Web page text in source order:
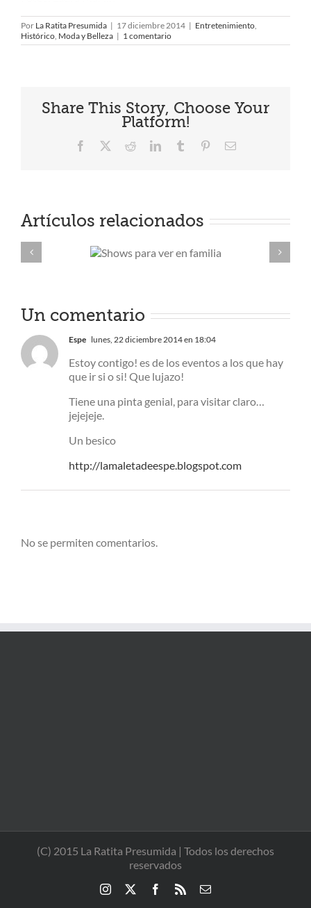
Por La Ratita Presumida | 17 diciembre 2014 | Entretenimiento,
Histórico, Moda y Belleza | 1 comentario
Share This Story, Choose Your
Platform!
Facebook RedditLinkedInTumblr PinterestCorreo
Artículos relacionados
para
Curly
Un comentario
Espe lunes, 22 diciembre 2014 en 18:04
Estoy contigo! es de los eventos a los que hay
que ir si o si! Que lujazo!
Tiene una pinta genial, para visitar claro…
jejejeje.
Un besico
http://lamaletadeespe.blogspot.com
No se permiten comentarios.
(C) 2015 La Ratita Presumida | Todos los derechos
reservados
Instagram Facebook
Rss
Correo